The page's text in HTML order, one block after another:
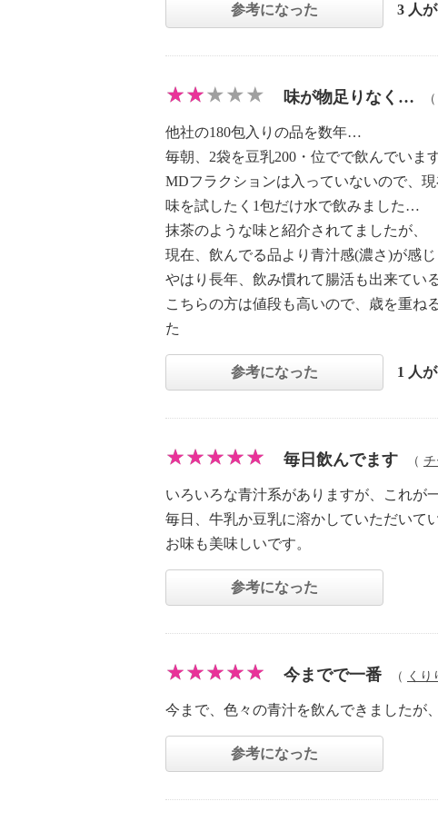
参考になった 3 人
味が物足りなく… （
他社の180包入りの品を数年…
毎朝、2袋を豆乳200・位でで飲んでいま
MDフラクションは入っていないので、
味を試したく1包だけ水で飲みました…
抹茶のような味と紹介されてましたが、
現在、飲んでる品より青汁感(濃さ)が感じ
やはり長年、飲み慣れて腸活も出来てい
こちらの方は値段も高いので、歳を重ね
た
参考になった 1 人
毎日飲んでます （
いろいろな青汁系がありますが、これが
毎日、牛乳か豆乳に溶かしていただいて
お味も美味しいです。
参考になった
今までで一番 （ くり
今まで、色々の青汁を飲んできましたが
参考になった